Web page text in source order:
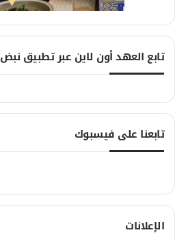
تابع العهد أون لاين عبر تطبيق نبض
تابعنا على فيسبوك
الإعلانات